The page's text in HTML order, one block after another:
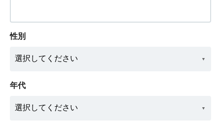
性別
年代